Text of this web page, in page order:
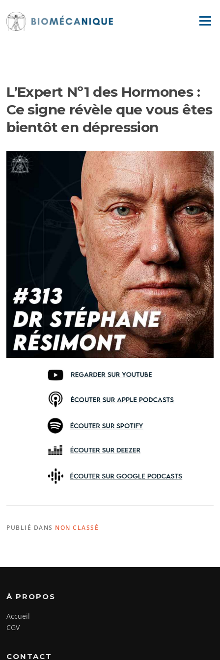
contenu
Menu
L’Expert Nº1 des Hormones :
Ce signe révèle que vous êtes
bientôt en dépression
PUBLIÉ DANS NON CLASSÉ
À PROPOS
Accueil
CGV
CONTACT